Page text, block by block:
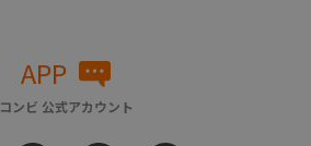
APP
コンビ 公式アカウント